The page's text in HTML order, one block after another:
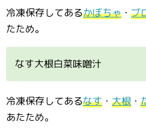
冷凍保存してあるかぼちゃ ・ ブ
たため。
なす大根白菜味噌汁
冷凍保存してあるなす ・ 大根 ・
あたため。